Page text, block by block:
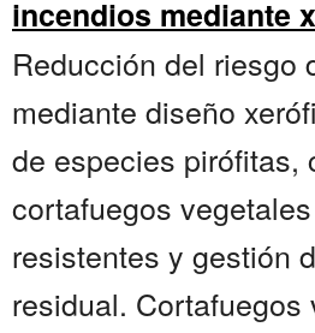
incendios mediante
Reducción del riesgo
mediante diseño
de especies pirófitas,
cortafuegos
resistentes y gestión
residual. Cortafuegos